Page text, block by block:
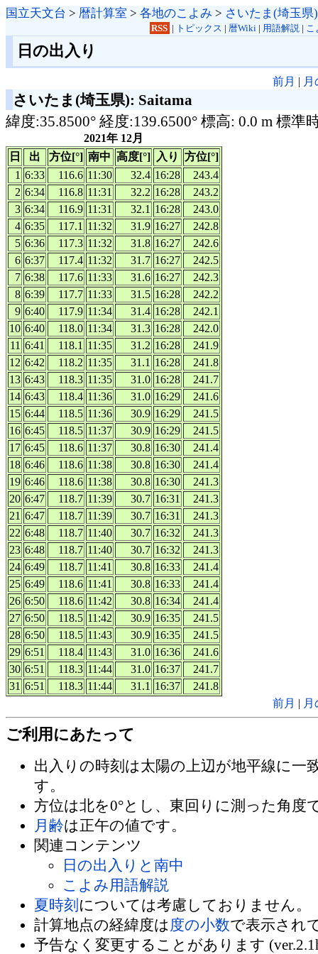
国立天文台 > 暦計算室 > 各地のこよみ > さいたま(埼玉県)
RSS | トピックス | 暦Wiki| 用語解説| こ
日の出入り
前月 |
さいたま(埼玉県): Saitama
緯度:35.8500° 経度:139.6500° 標高: 0.0 m 標準
2021年 12月
日
出 方位[°] 南中 高度[°] 入り
方位[°]
1 6:33 116.6 11:30 32.4 16:28
243.4
2 6:34 116.8 11:31 32.2 16:28
243.2
3 6:34 116.9 11:31 32.1 16:28
243.0
4 6:35 117.1 11:32 31.9 16:27
242.8
5 6:36 117.3 11:32 31.8 16:27
242.6
6 6:37 117.4 11:32 31.7 16:27
242.5
7 6:38 117.6 11:33 31.6 16:27
242.3
8 6:39 117.7 11:33 31.5 16:28
242.2
9 6:40 117.9 11:34 31.4 16:28
242.1
10 6:40 118.0 11:34 31.3 16:28
242.0
11 6:41 118.1 11:35 31.2 16:28
241.9
12 6:42 118.2 11:35 31.1 16:28
241.8
13 6:43 118.3 11:35 31.0 16:28
241.7
14 6:43 118.4 11:36 31.0 16:29
241.6
15 6:44 118.5 11:36 30.9 16:29
241.5
16 6:45 118.5 11:37 30.9 16:29
241.5
17 6:45 118.6 11:37 30.8 16:30
241.4
18 6:46 118.6 11:38 30.8 16:30
241.4
19 6:46 118.6 11:38 30.8 16:30
241.3
20 6:47 118.7 11:39 30.7 16:31
241.3
21 6:47 118.7 11:39 30.7 16:31
241.3
22 6:48 118.7 11:40 30.7 16:32
241.3
23 6:48 118.7 11:40 30.7 16:32
241.3
24 6:49 118.7 11:41 30.8 16:33
241.4
25 6:49 118.6 11:41 30.8 16:33
241.4
26 6:50 118.6 11:42 30.8 16:34
241.4
27 6:50 118.5 11:42 30.9 16:35
241.5
28 6:50 118.5 11:43 30.9 16:35
241.5
29 6:51 118.4 11:43 31.0 16:36
241.6
30 6:51 118.3 11:44 31.0 16:37
241.7
31 6:51 118.3 11:44 31.1 16:37
241.8
前月 |
ご利用にあたって
出入りの時刻は太陽の上辺が地平線に一
す。
方位は北を0°とし、東回りに測った角度
月齢は正午の値です。
関連コンテンツ
日の出入りと南中
こよみ用語解説
夏時刻 については考慮しておりません。
計算地点の経緯度は 度の小数で表示され
予告なく変更することがあります